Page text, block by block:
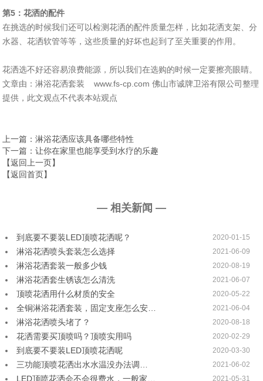
第5：花洒的配件
在挑选的时候我们还可以检测花洒的配件质量怎样，比如花洒支架、分
水器、花洒软管等等，这些质量的好坏也起到了至关重要的作用。
花洒选不好还容易浪费能源，所以我们在选购的时候一定要擦亮眼睛。
文章由：淋浴花洒套装 www.fs-cp.com 佛山市诚牌卫浴有限公司整理
提供，此文观点不代表本站观点
上一篇 ：淋浴花洒应该具备哪些特性
下一篇 ：让你在家里也能享受到水疗的乐趣
【返回上一页】
【返回首页】
— 相关新闻 —
到底要不要装LED顶喷花洒呢？ 2020-01-15
淋浴花洒喷头套装怎么选择 2021-06-09
淋浴花洒套装一般多少钱 2020-08-19
淋浴花洒套生锈该怎么清洗 2021-06-07
顶喷花洒用什么材质的安全 2020-05-22
全铜淋浴花洒套装，固定支座怎么安… 2021-06-04
淋浴花洒喷头堵了？ 2020-08-18
花洒需要买顶喷吗？顶喷实用吗 2020-02-29
到底要不要装LED顶喷花洒呢 2020-03-30
三功能顶喷花洒出水水温没办法调… 2021-06-02
LED顶喷花洒会不会很费水，一般家… 2021-05-31